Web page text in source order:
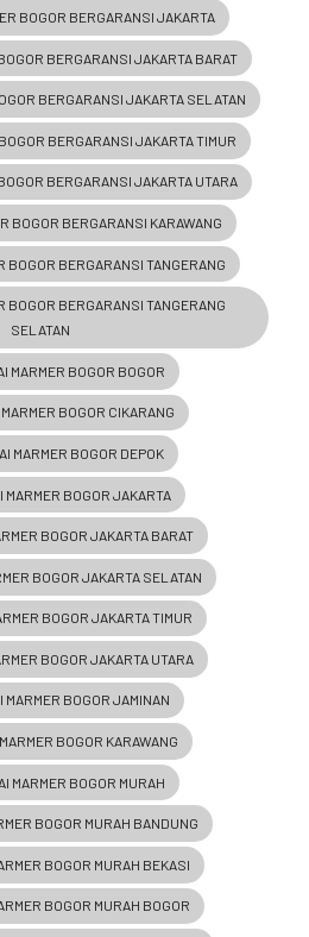
BOGOR BERGARANSI JAKARTA
BERGARANSI JAKARTA BARAT
BERGARANSI JAKARTA SELATAN
BERGARANSI JAKARTA TIMUR
BERGARANSI JAKARTA UTARA
BOGOR BERGARANSI KARAWANG
BOGOR BERGARANSI TANGERANG
BOGOR BERGARANSI TANGERANG
SELATAN
MARMER BOGOR BOGOR
BOGOR CIKARANG
MARMER BOGOR DEPOK
MARMER BOGOR JAKARTA
BOGOR JAKARTA BARAT
BOGOR JAKARTA SELATAN
BOGOR JAKARTA TIMUR
BOGOR JAKARTA UTARA
MARMER BOGOR JAMINAN
BOGOR KARAWANG
MARMER BOGOR MURAH
BOGOR MURAH BANDUNG
BOGOR MURAH BEKASI
BOGOR MURAH BOGOR